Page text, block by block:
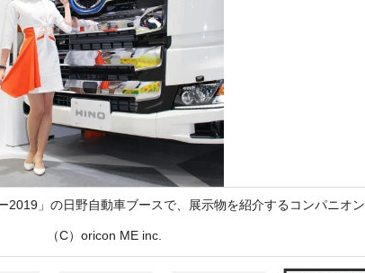
2019」の日野自動車ブースで、展示物を紹介するコンパニオン
（C）oricon ME inc.